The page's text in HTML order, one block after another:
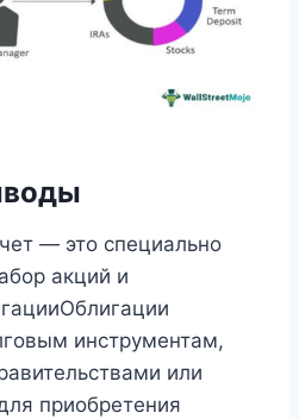
— это специально
акций и
инструментам,
или
приобретения